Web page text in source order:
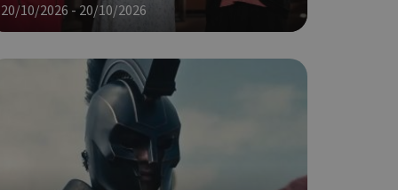
20/10/2026 - 20/10/2026
δηλαδή να
όπως είναι το
push down
δηλαδή να
στον χρήστη
όπως είναι το
push down